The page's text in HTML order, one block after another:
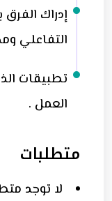
إدراك
التفاعلي
⁠تطبيقات
العمل .
متطلبات
لا توجد